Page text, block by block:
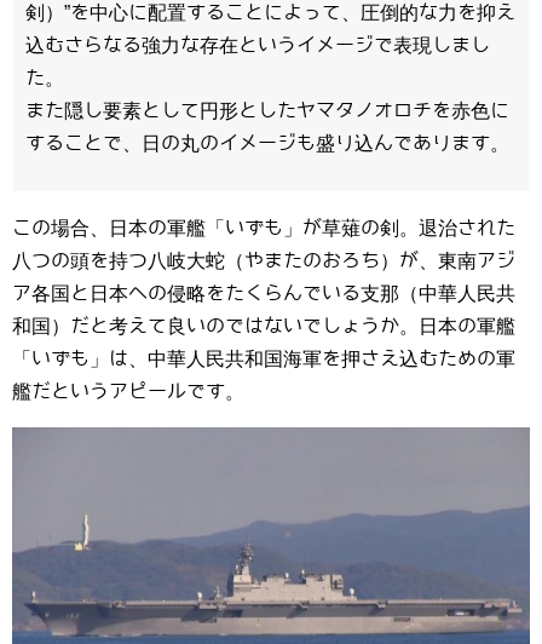
剣）”を中心に配置することによって、圧倒的な力を抑え
込むさらなる強力な存在というイメージで表現しまし
た。
また隠し要素として円形としたヤマタノオロチを赤色に
することで、日の丸のイメージも盛り込んであります。
この場合、日本の軍艦「いずも」が草薙の剣。退治された
八つの頭を持つ八岐大蛇（やまたのおろち）が、東南アジ
ア各国と日本への侵略をたくらんでいる支那（中華人民共
和国）だと考えて良いのではないでしょうか。日本の軍艦
「いずも」は、中華人民共和国海軍を押さえ込むための軍
艦だというアピールです。